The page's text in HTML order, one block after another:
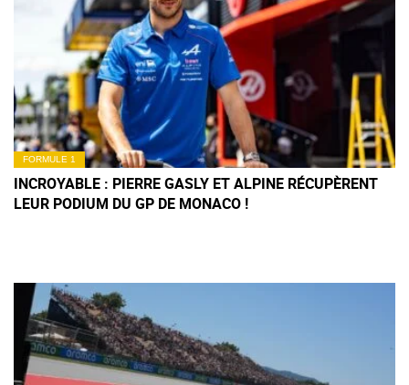
FORMULE 1
INCROYABLE : PIERRE GASLY ET ALPINE RÉCUPÈRENT
LEUR PODIUM DU GP DE MONACO !